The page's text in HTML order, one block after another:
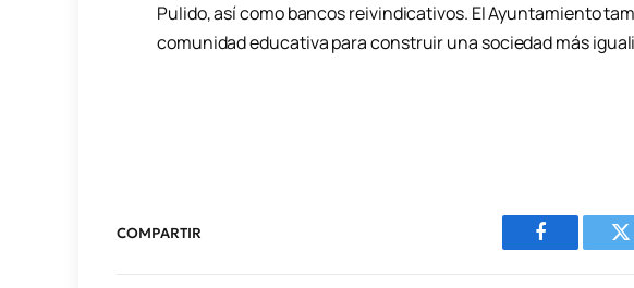
Pulido, así como bancos reivindicativos. El Ayuntamiento
comunidad educativa para construir una sociedad más
COMPARTIR
Facebook